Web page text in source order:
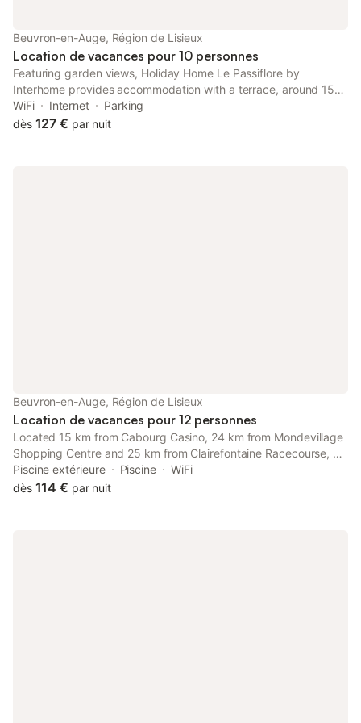
Beuvron-en-Auge, Région de Lisieux
Location de vacances pour 10 personnes
Featuring garden views, Holiday Home Le Passiflore by
Interhome provides accommodation with a terrace, around 15
km from Cabourg Raccourse.
WiFi Internet
Parking
dès 127 € par nuit
Beuvron-en-Auge, Région de Lisieux
Location de vacances pour 12 personnes
Located 15 km from Cabourg Casino, 24 km from Mondevillage
Shopping Centre and 25 km from Clairefontaine Racecourse, La
Maison Pomme - Maison de charme, vue bocage & piscine -
Beuvron-en-Auge offers accommodation situated in Beuvron-
Piscine extérieure Piscine
WiFi
dès 114 € par nuit